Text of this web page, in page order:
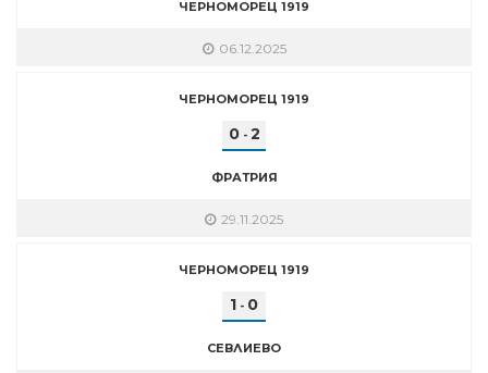
ЧЕРНОМОРЕЦ 1919
06.12.2025
ЧЕРНОМОРЕЦ 1919
0- 2
ФРАТРИЯ
29.11.2025
ЧЕРНОМОРЕЦ 1919
1 - 0
СЕВЛИЕВО